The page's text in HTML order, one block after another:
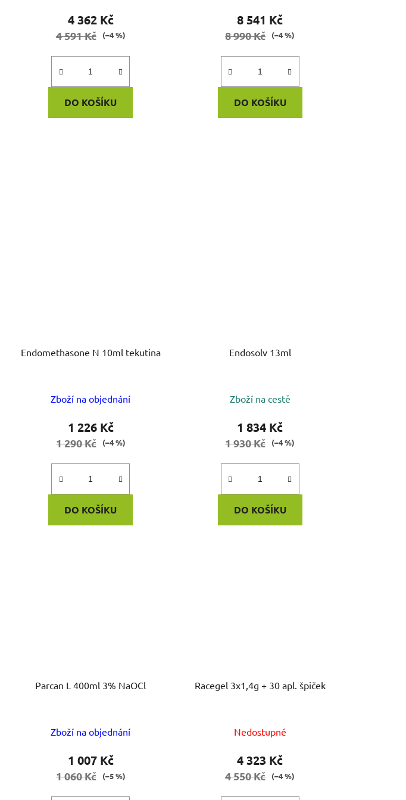
4 362 Kč
4 591 Kč (–4 %)
DO KOŠÍKU
8 541 Kč
8 990 Kč (–4 %)
DO KOŠÍKU
Endomethasone N 10ml tekutina
Zboží na objednání
1 226 Kč
1 290 Kč (–4 %)
DO KOŠÍKU
Endosolv 13ml
Zboží na cestě
1 834 Kč
1 930 Kč (–4 %)
DO KOŠÍKU
Parcan L 400ml 3% NaOCl
Zboží na objednání
1 007 Kč
1 060 Kč (–5 %)
Racegel 3x1,4g + 30 apl. špiček
Nedostupné
4 323 Kč
4 550 Kč (–4 %)